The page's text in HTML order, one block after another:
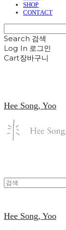
SHOP
CONTACT
Search 검색
Log In 로그인
Cart장바구니
Hee Song, Yoo
Hee Song, Yoo